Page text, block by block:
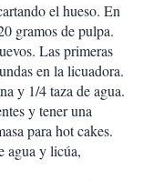
el hueso. En
gramos de pulpa.
Las primeras
en la licuadora.
y 1/4 taza de agua.
y tener una
para hot cakes.
agua y licúa,